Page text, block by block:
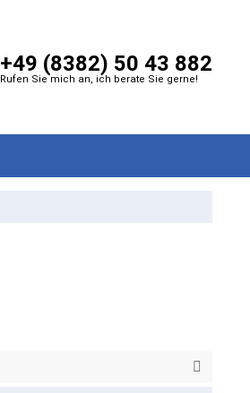
+49 (8382) 50 43 882
Rufen Sie mich an, ich berate Sie gerne!